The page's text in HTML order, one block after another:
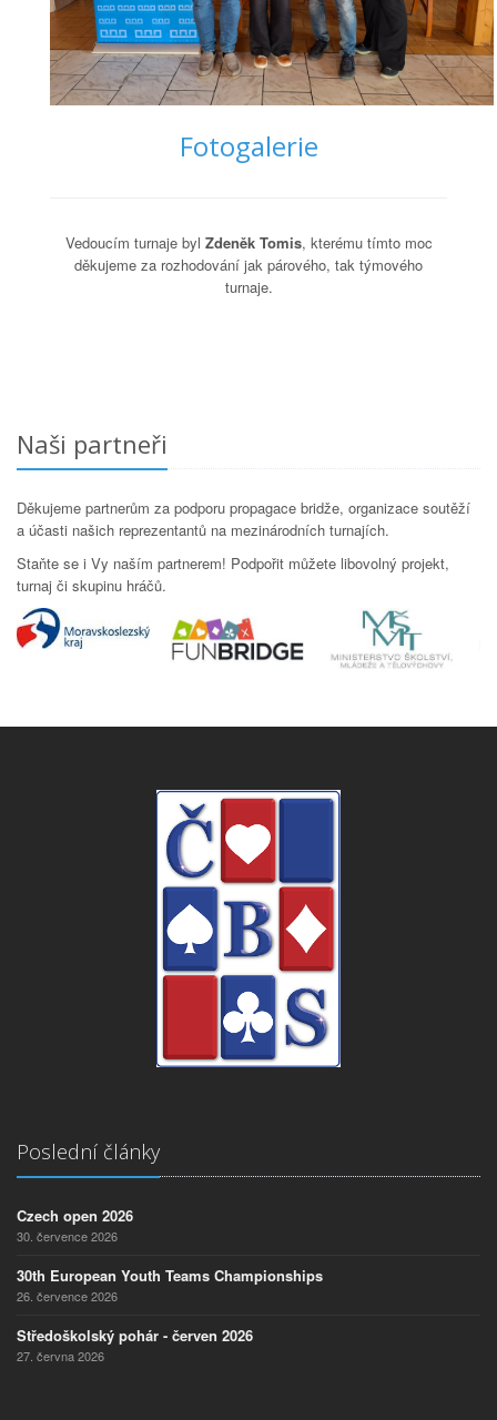
Fotogalerie
Vedoucím turnaje byl Zdeněk Tomis, kterému tímto moc
děkujeme za rozhodování jak párového, tak týmového
turnaje.
Naši partneři
Děkujeme partnerům za podporu propagace bridže, organizace soutěží
a účasti našich reprezentantů na mezinárodních turnajích.
Staňte se i Vy naším partnerem! Podpořit můžete libovolný projekt,
turnaj či skupinu hráčů.
Poslední články
Czech open 2026
30. července 2026
30th European Youth Teams Championships
26. července 2026
Středoškolský pohár - červen 2026
27. června 2026